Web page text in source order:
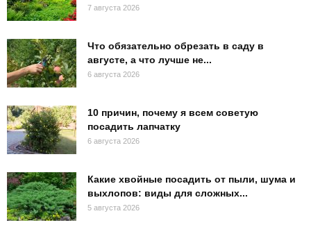
7 августа 2026
Что обязательно обрезать в саду в
августе, а что лучше не...
6 августа 2026
10 причин, почему я всем советую
посадить лапчатку
6 августа 2026
Какие хвойные посадить от пыли, шума и
выхлопов: виды для сложных...
5 августа 2026